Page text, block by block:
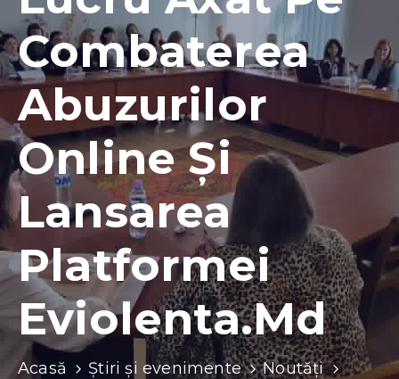
Contacte
Combaterea
Abuzurilor
Online Și
Lansarea
Platformei
Eviolenta.md
Acasă Știri și evenimente
Noutăți